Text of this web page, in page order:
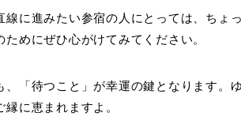
線に進みたい参宿の人にとっては、ちょ
ためにぜひ心がけてみてください。
、「待つこと」が幸運の鍵となります。
に恵まれますよ。